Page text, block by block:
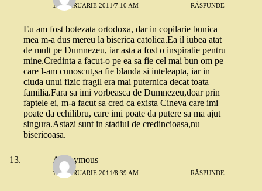
17 FEBRUARIE 2011/7:10 AM RĂSPUNDE
Eu am fost botezata ortodoxa, dar in copilarie bunica
mea m-a dus mereu la biserica catolica.Ea il iubea atat
de mult pe Dumnezeu, iar asta a fost o inspiratie pentru
mine.Credinta a facut-o pe ea sa fie cel mai bun om pe
care l-am cunoscut,sa fie blanda si inteleapta, iar in
ciuda unui fizic fragil era mai puternica decat toata
familia.Fara sa imi vorbeasca de Dumnezeu,doar prin
faptele ei, m-a facut sa cred ca exista Cineva care imi
poate da echilibru, care imi poate da putere sa ma ajut
singura.Astazi sunt in stadiul de credincioasa,nu
bisericoasa.
Anonymous
17 FEBRUARIE 2011/8:39 AM RĂSPUNDE